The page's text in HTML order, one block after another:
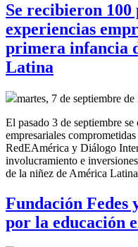
Se recibieron 100
experiencias
primera infancia
Latina
martes, 7 de septiembre de
El pasado 3 de septiembre
empresariales
RedEAmérica y Diálogo
involucramiento e
de la niñez de América
Fundación Fedes
por la educación